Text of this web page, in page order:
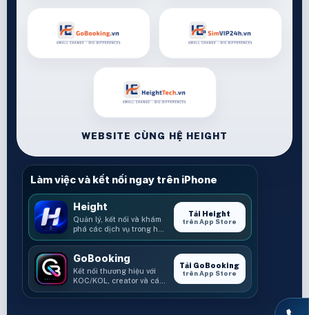
WEBSITE CÙNG HỆ HEIGHT
Làm việc và kết nối ngay trên iPhone
Height
Quản lý, kết nối và khám
phá các dịch vụ trong hệ
sinh thái Height.
Tải Height
trên App Store
GoBooking
Kết nối thương hiệu với
KOC/KOL, creator và các
cơ hội booking.
Tải GoBooking
trên App Store